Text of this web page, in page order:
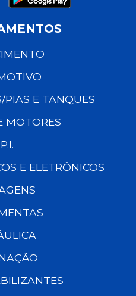
PIAS E TANQUES
MOTORES
E ELETRÔNICOS